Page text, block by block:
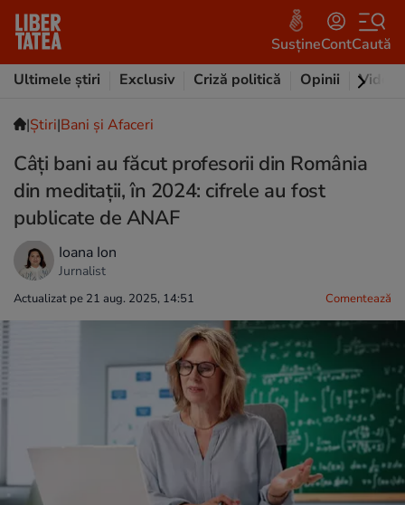
SusțineContCaută
Ultimele știri
Exclusiv Criză politică Opinii Video
|Ştiri|Bani și Afaceri
Câți bani au făcut profesorii din România
din meditații, în 2024: cifrele au fost
publicate de ANAF
Ioana Ion
Jurnalist
Actualizat pe 21 aug. 2025, 14:51 Comentează